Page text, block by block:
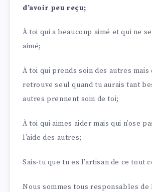
d’avoir peu reçu;
À toi qui a beaucoup aimé et qui ne
aimé;
À toi qui prends soin des autres mais
retrouve seul quand tu aurais tant
autres prennent soin de toi;
À toi qui aimes aider mais qui n’ose
l’aide des autres;
Sais-tu que tu es l’artisan de ce tout
Nous sommes tous responsables de